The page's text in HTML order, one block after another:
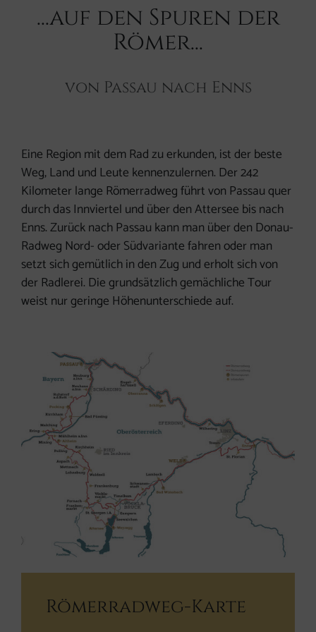
...auf den Spuren der
Römer...
von Passau nach Enns
Eine Region mit dem Rad zu erkunden, ist der beste
Weg, Land und Leute kennenzulernen. Der 242
Kilometer lange Römerradweg führt von Passau quer
durch das Innviertel und über den Attersee bis nach
Enns. Zurück nach Passau kann man über den Donau-
Radweg Nord- oder Südvariante fahren oder man
setzt sich gemütlich in den Zug und erholt sich von
der Radlerei. Die grundsätzlich gemächliche Tour
weist nur geringe Höhenunterschiede auf.
Römerradweg-Karte